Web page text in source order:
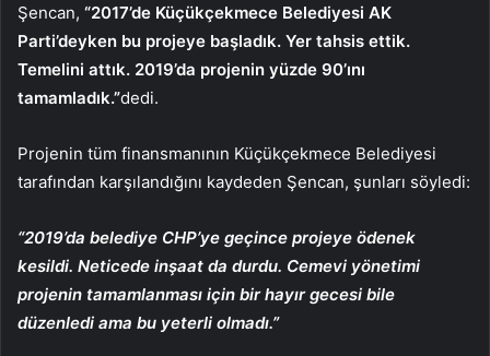
Şencan, “2017’de Küçükçekmece Belediyesi AK
Parti’deyken bu projeye başladık. Yer tahsis ettik.
Temelini attık. 2019’da projenin yüzde 90’ını
tamamladık.”dedi.
Projenin tüm finansmanının Küçükçekmece Belediyesi
tarafından karşılandığını kaydeden Şencan, şunları söyledi:
“2019’da belediye CHP’ye geçince projeye ödenek
kesildi. Neticede inşaat da durdu. Cemevi yönetimi
projenin tamamlanması için bir hayır gecesi bile
düzenledi ama bu yeterli olmadı.”